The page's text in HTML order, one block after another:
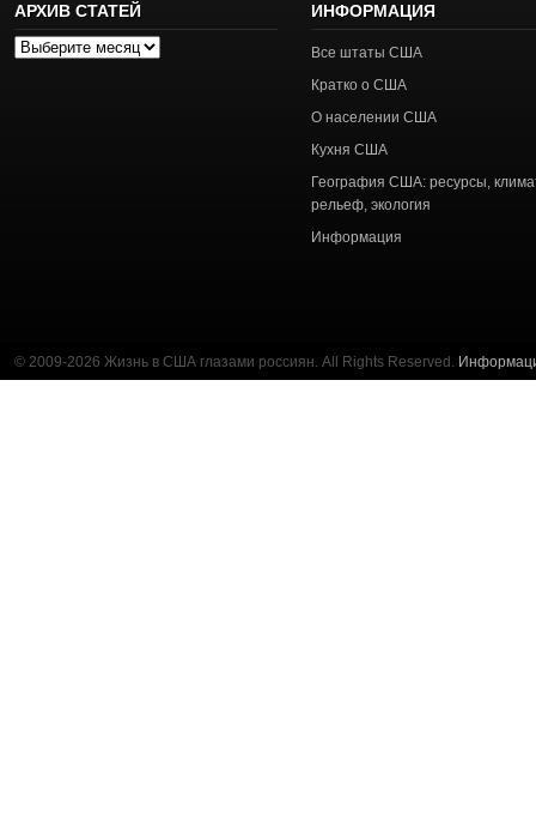
АРХИВ СТАТЕЙ
Архив
ИНФОРМАЦИЯ
Все штаты США
Кратко о США
О населении США
Кухня США
География США: ресурсы,
рельеф, экология
Информация
© 2009-2026 Жизнь в США глазами россиян. All Rights Reserved.